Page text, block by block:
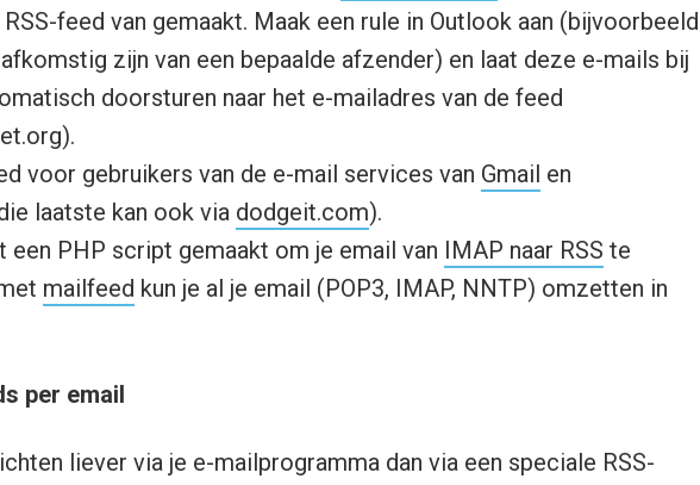
feed van gemaakt. Maak een rule in Outlook aan (bijvoorbeeld
zijn van een bepaalde afzender) en laat deze e-mails bij
doorsturen naar het e-mailadres van de feed
).
voor gebruikers van de e-mail services van Gmail en
laatste kan ook via dodgeit.com).
een PHP script gemaakt om je email van IMAP naar RSS te
mailfeed kun je al je email (POP3, IMAP, NNTP) omzetten in
per email
liever via je e-mailprogramma dan via een speciale RSS-